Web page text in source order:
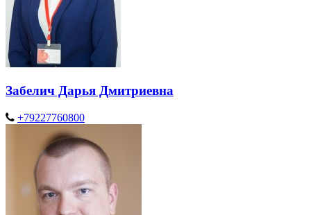
Забелич Дарья Дмитриевна
+79227760800